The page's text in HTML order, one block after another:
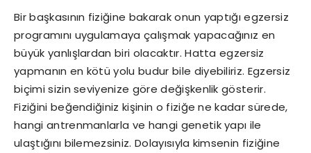
Bir başkasının fiziğine bakarak onun yaptığı egzersiz
programını uygulamaya çalışmak yapacağınız en
büyük yanlışlardan biri olacaktır. Hatta egzersiz
yapmanın en kötü yolu budur bile diyebiliriz. Egzersiz
biçimi sizin seviyenize göre değişkenlik gösterir.
Fiziğini beğendiğiniz kişinin o fiziğe ne kadar sürede,
hangi antrenmanlarla ve hangi genetik yapı ile
ulaştığını bilemezsiniz. Dolayısıyla kimsenin fiziğine